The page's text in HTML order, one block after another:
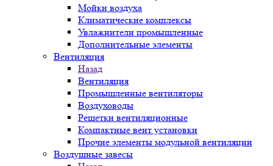
Мойки воздуха
Климатические комплексы
Увлажнители промышленные
Дополнительные элементы
Вентиляция
Назад
Вентиляция
Промышленные вентиляторы
Воздуховоды
Решетки вентиляционные
Компактные вент установки
Прочие элементы модульной вентиляции
Воздушные завесы